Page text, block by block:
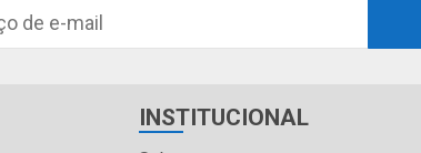
INSTITUCIONAL